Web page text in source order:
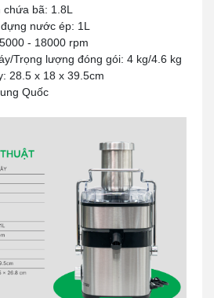
bã: 1.8L
nước ép: 1L
- 18000 rpm
Trọng lượng đóng gói: 4 kg/4.6 kg
28.5 x 18 x 39.5cm
Quốc